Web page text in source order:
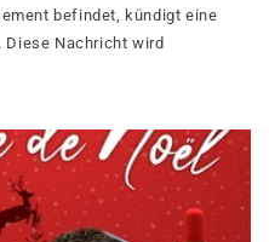
befindet, kündigt eine
Diese Nachricht wird